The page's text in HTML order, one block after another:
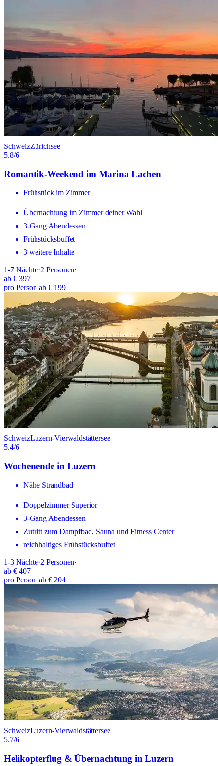
SchweizZürichsee
5.8/6
Romantik-Weekend im Marina Lachen
Frühstück im Zimmer
Übernachtung im Zimmer deiner Wahl
3-Gang Abendessen
Frühstücksbuffet
3 weitere Inhalte
1-7 Nächte·2 Personen·
ab € 397
pro Person ab € 199
SchweizLuzern-Vierwaldstättersee
5.4/6
Wochenende in Luzern
Nähe Strandbad
Doppelzimmer Superior
3-Gang Abendessen
Zutritt zum Dampfbad, Sauna und Fitness Center
reichhaltiges Frühstücksbuffet
1-3 Nächte·2 Personen·
ab € 407
pro Person ab € 204
SchweizLuzern-Vierwaldstättersee
5.7/6
Helikopterflug & Übernachtung in Luzern